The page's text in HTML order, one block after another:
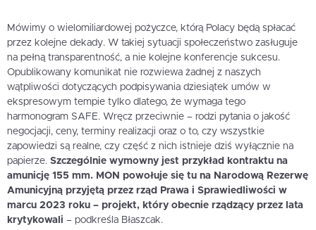
Mówimy o wielomiliardowej pożyczce, którą Polacy będą spłacać
przez kolejne dekady. W takiej sytuacji społeczeństwo zasługuje
na pełną transparentność, a nie kolejne konferencje sukcesu.
Opublikowany komunikat nie rozwiewa żadnej z naszych
wątpliwości dotyczących podpisywania dziesiątek umów w
ekspresowym tempie tylko dlatego, że wymaga tego
harmonogram SAFE. Wręcz przeciwnie – rodzi pytania o jakość
negocjacji, ceny, terminy realizacji oraz o to, czy wszystkie
zapowiedzi są realne, czy część z nich istnieje dziś wyłącznie na
papierze. Szczególnie wymowny jest przykład kontraktu na
amunicję 155 mm. MON powołuje się tu na Narodową Rezerwę
Amunicyjną przyjętą przez rząd Prawa i Sprawiedliwości w
marcu 2023 roku – projekt, który obecnie rządzący przez lata
krytykowali – podkreśla Błaszcak.